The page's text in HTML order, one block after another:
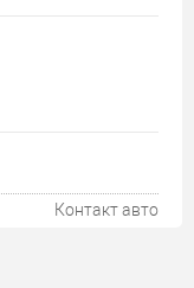
Контакт авто